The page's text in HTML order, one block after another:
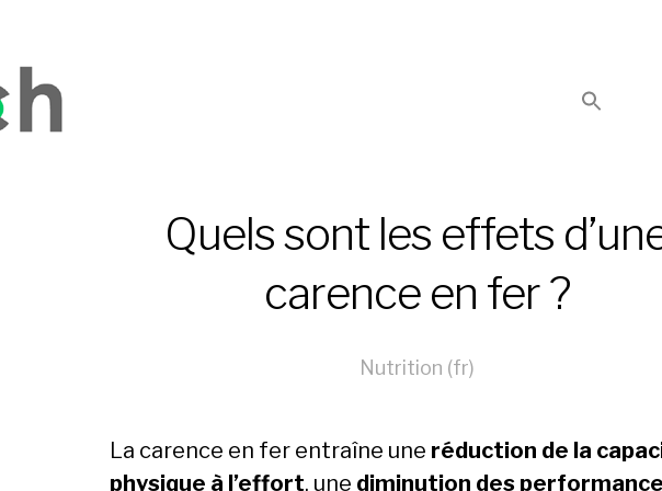
Quels sont les effets
carence en fer ?
Nutrition (fr)
La carence en fer entraîne une réduction de la
physique à l’effort, une diminution des